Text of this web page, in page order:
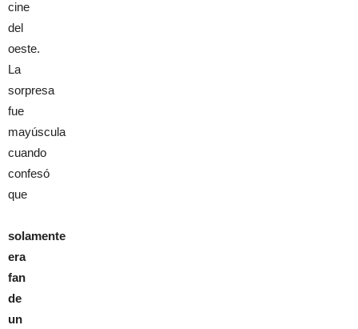
cine
del
oeste.
La
sorpresa
fue
mayúscula
cuando
confesó
que
solamente
era
fan
de
un